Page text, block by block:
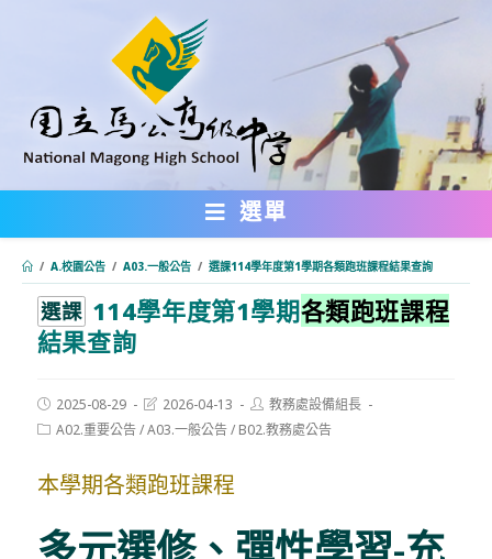
內
選單
/ A.校園公告 / A03.一般公告 / 選課114學年度第1學期各類跑班課程結果查詢
選課 114學年度第1學期各類跑班課程
結果查詢
Post
published:
2025-08-29
Post
modified:
2026-04-13
Post
author:
教務處設備組長
PostA02.重要公告/A03.一般公告/ B02.教務處公告
本學期各類跑班課程